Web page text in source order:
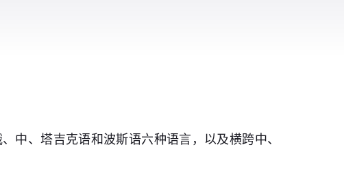
中、塔吉克语和波斯语六种语言，以及横跨中、